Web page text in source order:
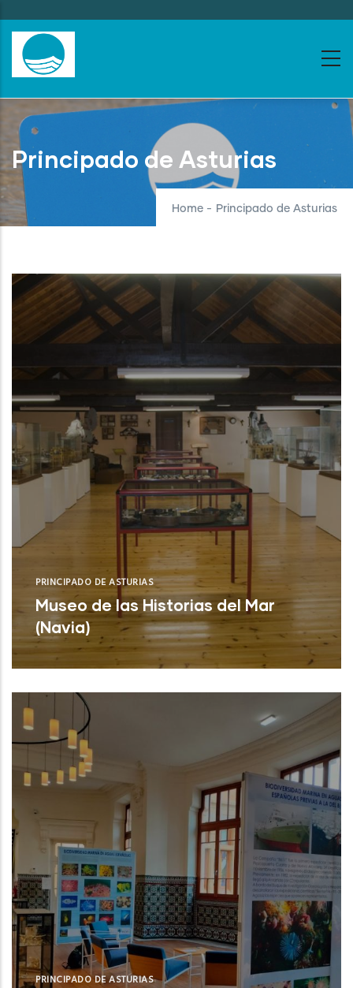
to
main
content
Principado de Asturias
Home - Principado de Asturias
PRINCIPADO DE ASTURIAS
Museo de las Historias del Mar
(Navia)
Museo de las Historias del Mar (Navia)
NUEVO
PRINCIPADO DE ASTURIAS